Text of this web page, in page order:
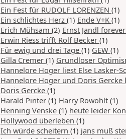
Ein Fest für RUDOLF LORENZEN (1)
Ein schlichtes Herz (1) Ende V+K (1)
Erich Mühsam (2) Ernst Jandl forever
Erwin Riess trifft Rolf Becker (1)
Für ewig und drei Tage (1) GEW (1)
Gilla Cremer (1) Grundloser
Hannelore Hoger liest Else Lasker-
Hannelore Hoger und Doris Gercke
Doris Gercke (1)
Harald Pinter (1) Harry Rowohlt (1)
Henning Venske (1) heute leider
Hollywood überleben (1)
Ich würde scheitern (1) jans muß